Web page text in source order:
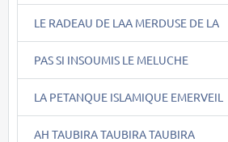
LE RADEAU DE LAA MERDUSE DE LA
PAS SI INSOUMIS LE MELUCHE
LA PETANQUE ISLAMIQUE EMERVEIL
AH TAUBIRA TAUBIRA TAUBIRA